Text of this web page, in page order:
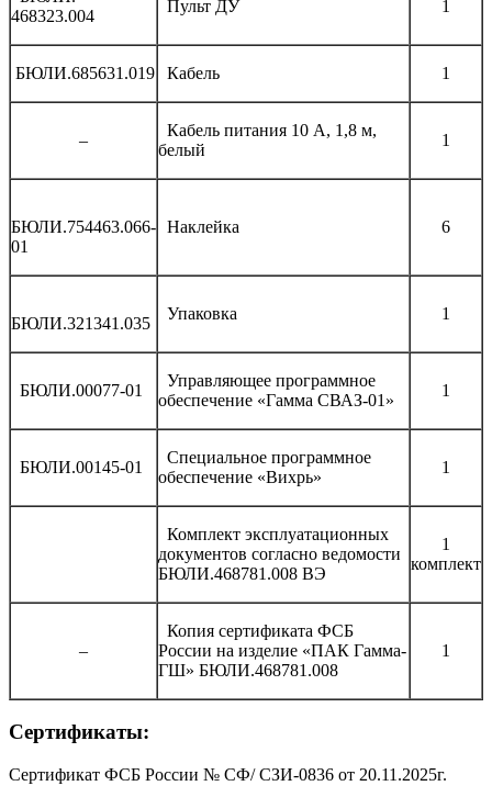
468323.004
Пульт ДУ 1
БЮЛИ.685631.019 Кабель 1
–
Кабель питания 10 А, 1,8 м,
белый
1
БЮЛИ.754463.066-
01
Наклейка 6
БЮЛИ.321341.035
Упаковка 1
БЮЛИ.00077-01
Управляющее программное
обеспечение «Гамма СВАЗ‑01»
1
БЮЛИ.00145-01
Специальное программное
обеспечение «Вихрь»
1
Комплект эксплуатационных
документов согласно ведомости
БЮЛИ.468781.008 ВЭ
1
комплект
–
Копия сертификата ФСБ
России на изделие «ПАК Гамма-
ГШ» БЮЛИ.468781.008
1
Сертификаты:
Сертификат ФСБ России № СФ/ СЗИ-0836 от 20.11.2025г.